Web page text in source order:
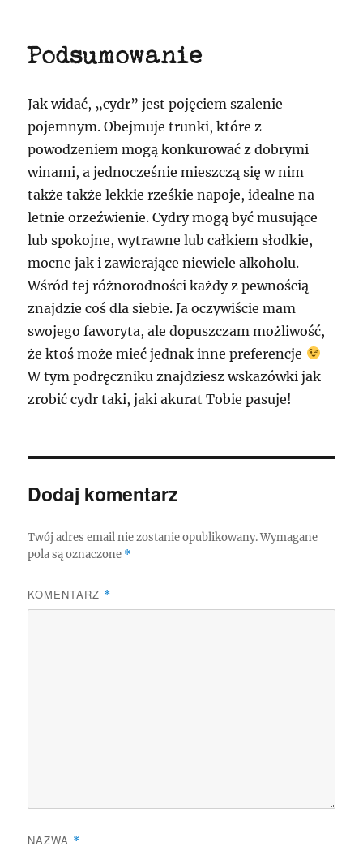
Podsumowanie
Jak widać, „cydr” jest pojęciem szalenie
pojemnym. Obejmuje trunki, które z
powodzeniem mogą konkurować z dobrymi
winami, a jednocześnie mieszczą się w nim
także także lekkie rześkie napoje, idealne na
letnie orzeźwienie. Cydry mogą być musujące
lub spokojne, wytrawne lub całkiem słodkie,
mocne jak i zawierające niewiele alkoholu.
Wśród tej różnorodności każdy z pewnością
znajdzie coś dla siebie. Ja oczywiście mam
swojego faworyta, ale dopuszczam możliwość,
że ktoś może mieć jednak inne preferencje
W tym podręczniku znajdziesz wskazówki jak
zrobić cydr taki, jaki akurat Tobie pasuje!
Dodaj komentarz
Twój adres email nie zostanie opublikowany. Wymagane
pola są oznaczone *
KOMENTARZ *
NAZWA *